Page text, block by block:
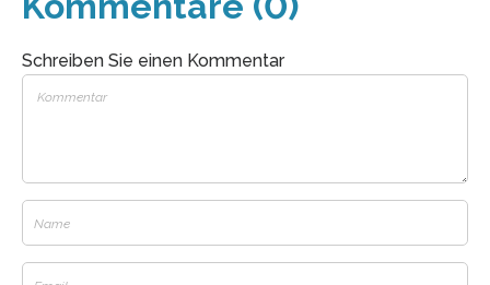
Schreiben Sie einen Kommentar